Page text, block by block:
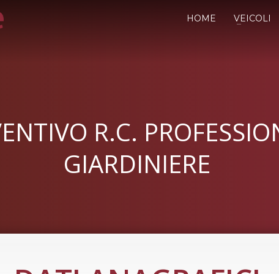
HOME VEICOLI
R.C.
GIARDINIERE